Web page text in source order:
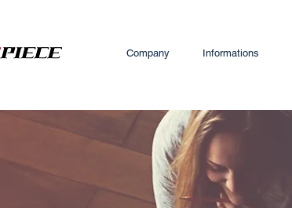
Company Informations